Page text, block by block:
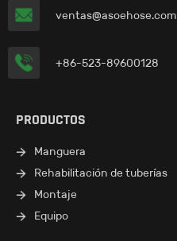
ventas@asoehose.com
+86-523-89600128
PRODUCTOS
Manguera
Rehabilitación de tuberías
Montaje
Equipo